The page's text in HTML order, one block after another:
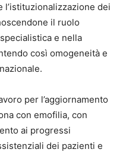
l’istituzionalizzazione dei
il ruolo
e nella
così omogeneità e
per l’aggiornamento
con emofilia, con
ai progressi
dei pazienti e